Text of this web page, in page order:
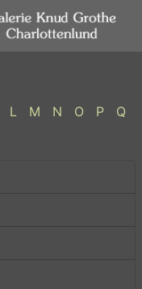
L M N O P
Q